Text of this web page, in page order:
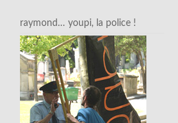
raymond… youpi, la police !